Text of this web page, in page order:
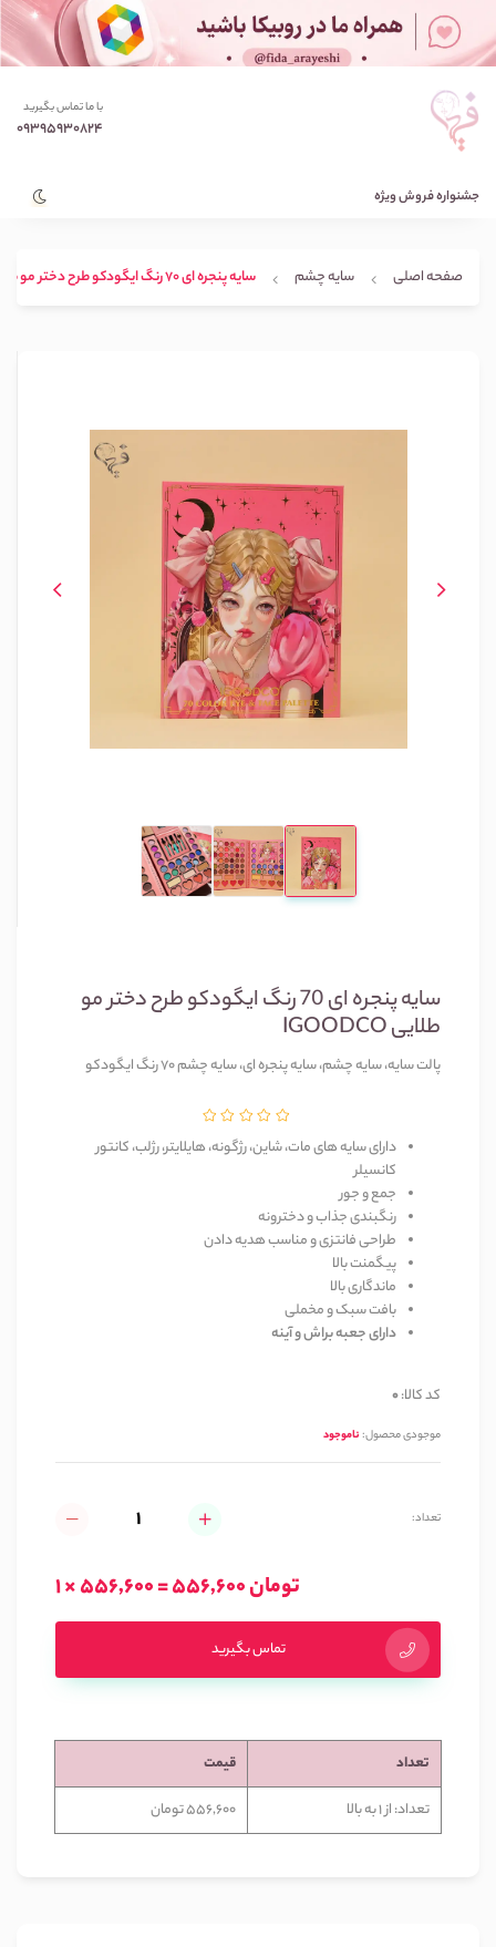
با ما تماس بگیرید
09395930824
جشنواره فروش ویژه
صفحه اصلی سایه چشم سایه پنجره ای 70 رنگ ایگودکو طرح دختر مو طلایی IGOODCO
سایه پنجره ای 70 رنگ ایگودکو طرح دختر مو
طلایی IGOODCO
پالت سایه، سایه چشم، سایه پنجره ای، سایه چشم 70 رنگ ایگودکو
دارای سایه های مات، شاین، رژگونه، هایلایتر، رژلب، کانتور
کانسیلر
جمع و جور
رنگبندی جذاب و دخترونه
طراحی فانتزی و مناسب هدیه دادن
پیگمنت بالا
ماندگاری بالا
بافت سبک و مخملی
دارای جعبه براش و آینه
کد کالا:0
موجودی محصول:ناموجود
تعداد:
1 × 556,600 = 556,600 تومان
تماس بگیرید
تعداد
قیمت
تعداد: از 1 به بالا
556,600 تومان